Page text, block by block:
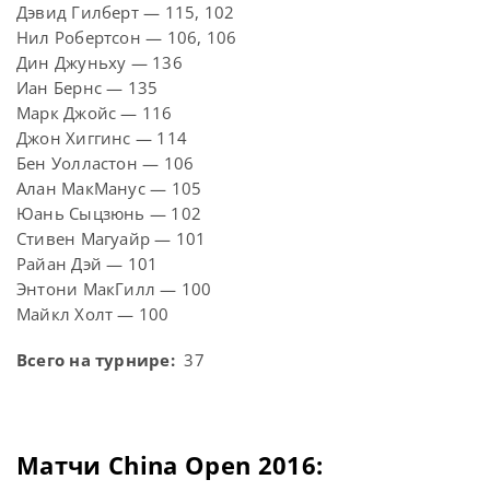
Дэвид Гилберт — 115, 102
Нил Робертсон — 106, 106
Дин Джуньху — 136
Иан Бернс — 135
Марк Джойс — 116
Джон Хиггинс — 114
Бен Уолластон — 106
Алан МакМанус — 105
Юань Сыцзюнь — 102
Стивен Магуайр — 101
Райан Дэй — 101
Энтони МакГилл — 100
Майкл Холт — 100
Всего на турнире:37
Матчи China Open 2016: